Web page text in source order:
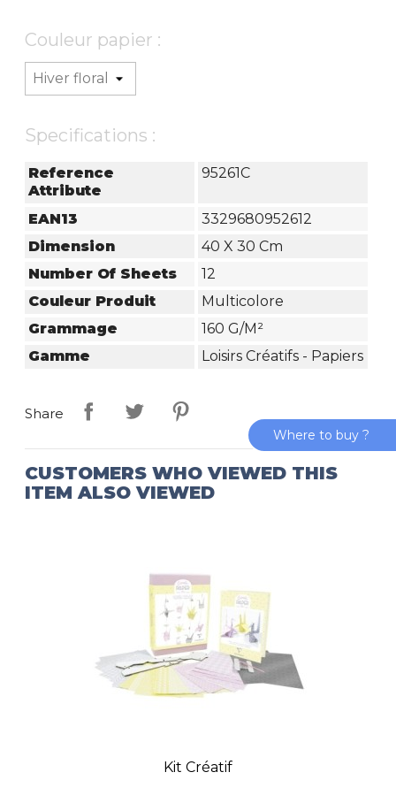
Couleur papier :
Specifications :
Reference
Attribute
95261C
EAN13
3329680952612
Dimension
40 X 30 Cm
Number Of Sheets
12
Couleur Produit
Multicolore
Grammage
160 G/m²
Gamme
Loisirs Créatifs - Papiers
Share
CUSTOMERS WHO VIEWED THIS
ITEM ALSO VIEWED
Kit Créatif
Where to buy ?